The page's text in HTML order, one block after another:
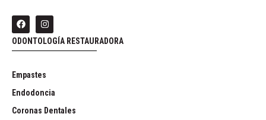
ODONTOLOGÍA RESTAURADORA
Empastes
Endodoncia
Coronas Dentales